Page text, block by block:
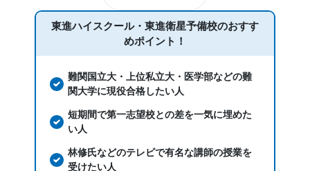
東進ハイスクール・東進衛星予備校のおすす
めポイント！
難関国立大・上位私立大・医学部などの難
関大学に現役合格したい人
短期間で第一志望校との差を一気に埋めた
い人
林修氏などのテレビで有名な講師の授業を
受けたい人